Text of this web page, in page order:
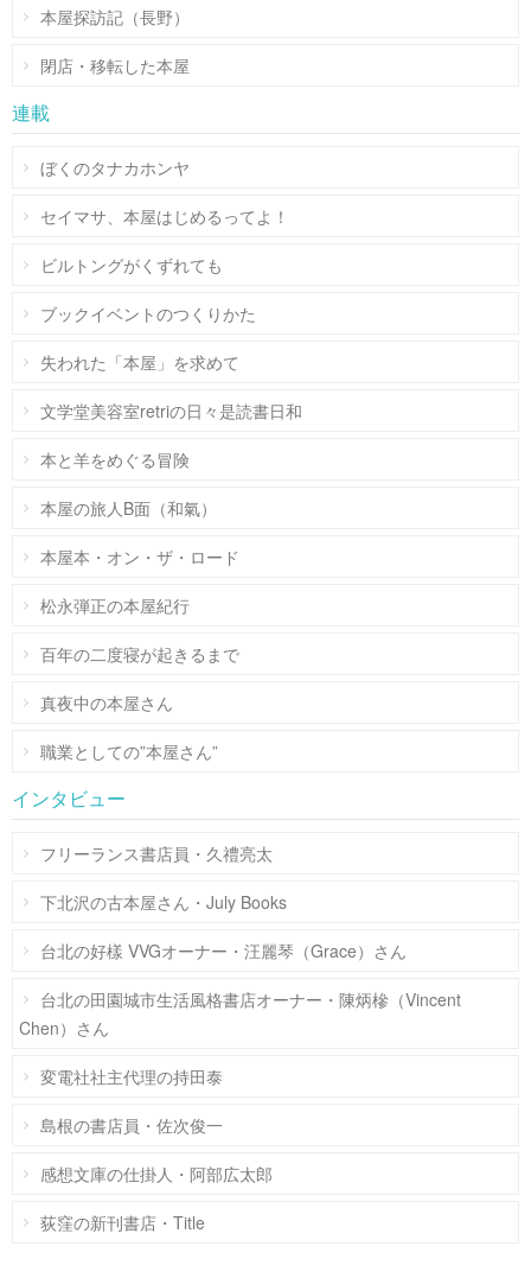
本屋探訪記（長野）
閉店・移転した本屋
連載
ぼくのタナカホンヤ
セイマサ、本屋はじめるってよ！
ビルトングがくずれても
ブックイベントのつくりかた
失われた「本屋」を求めて
文学堂美容室retriの日々是読書日和
本と羊をめぐる冒険
本屋の旅人B面（和氣）
本屋本・オン・ザ・ロード
松永弾正の本屋紀行
百年の二度寝が起きるまで
真夜中の本屋さん
職業としての”本屋さん”
インタビュー
フリーランス書店員・久禮亮太
下北沢の古本屋さん・July Books
台北の好樣 VVGオーナー・汪麗琴（Grace）さん
台北の田園城市生活風格書店オーナー・陳炳槮（Vincent
Chen）さん
変電社社主代理の持田泰
島根の書店員・佐次俊一
感想文庫の仕掛人・阿部広太郎
荻窪の新刊書店・Title